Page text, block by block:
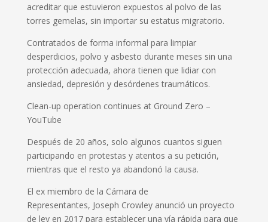
acreditar que estuvieron expuestos al polvo de las
torres gemelas, sin importar su estatus migratorio.
Contratados de forma informal para limpiar
desperdicios, polvo y asbesto durante meses sin una
protección adecuada, ahora tienen que lidiar con
ansiedad, depresión y desórdenes traumáticos.
Clean-up operation continues at Ground Zero –
YouTube
Después de 20 años, solo algunos cuantos siguen
participando en protestas y atentos a su petición,
mientras que el resto ya abandonó la causa.
El ex miembro de la Cámara de
Representantes, Joseph Crowley anunció un proyecto
de ley en 2017 para establecer una vía rápida para que